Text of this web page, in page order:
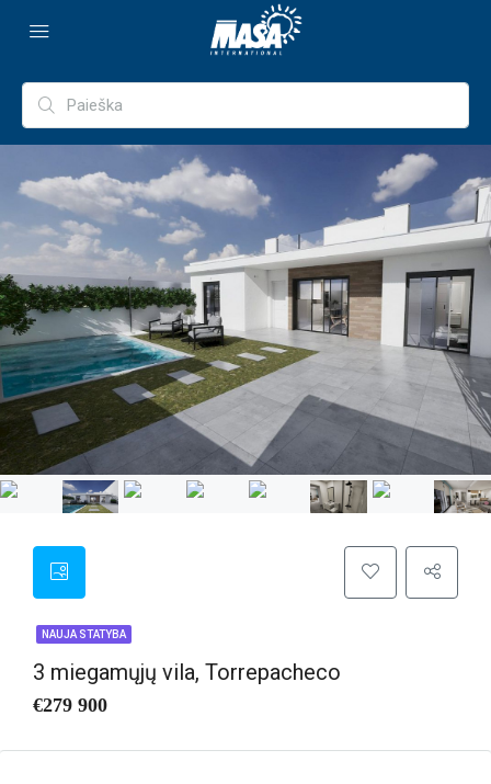
NAUJA STATYBA
3 miegamųjų vila, Torrepacheco
€279 900